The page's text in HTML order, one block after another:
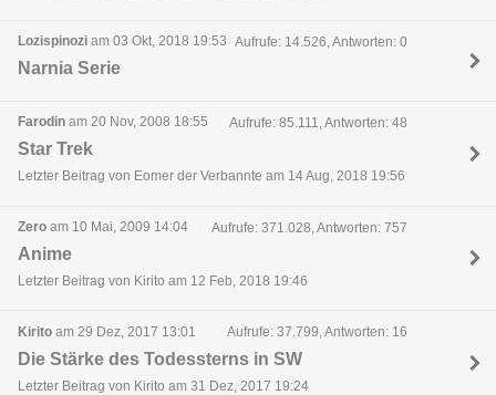
Lozispinozi am 03 Okt, 2018 19:53 Aufrufe: 14.526, Antworten: 0
Narnia Serie
Farodin am 20 Nov, 2008 18:55 Aufrufe: 85.111, Antworten: 48
Star Trek
Letzter Beitrag von Eomer der Verbannte am 14 Aug, 2018 19:56
Zero am 10 Mai, 2009 14:04 Aufrufe: 371.028, Antworten: 757
Anime
Letzter Beitrag von Kirito am 12 Feb, 2018 19:46
Kirito am 29 Dez, 2017 13:01 Aufrufe: 37.799, Antworten: 16
Die Stärke des Todessterns in SW
Letzter Beitrag von Kirito am 31 Dez, 2017 19:24